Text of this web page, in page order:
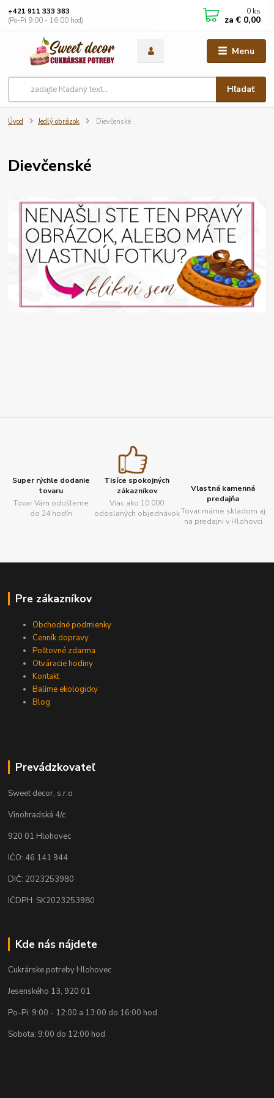
Menu
Hľadať
+421 911 333 383
(Po-Pi 9:00 - 16:00 hod)
0 ks
za € 0,00
Úvod Jedlý obrázok Dievčenské
Dievčenské
Super rýchle dodanie
tovaru
Tovar Vám odošleme
do 24 hodín
Tisíce spokojných
zákazníkov
Viac ako 10 000
odoslaných objednávok
Vlastná kamenná
predajňa
Tovar máme skladom aj
na predajni v Hlohovci
Pre zákazníkov
Obchodné podmienky
Cenník dopravy
Poštovné zdarma
Otváracie hodiny
Kontakt
Balíme ekologicky
Blog
Prevádzkovateľ
Sweet decor, s.r.o
Vinohradská 4/c
920 01 Hlohovec
IČO: 46 141 944
DIČ: 2023253980
IČDPH: SK2023253980
Kde nás nájdete
Cukrárske potreby Hlohovec
Jesenského 13, 920 01
Po-Pi: 9:00 - 12:00 a 13:00 do 16:00 hod
Sobota: 9:00 do 12:00 hod